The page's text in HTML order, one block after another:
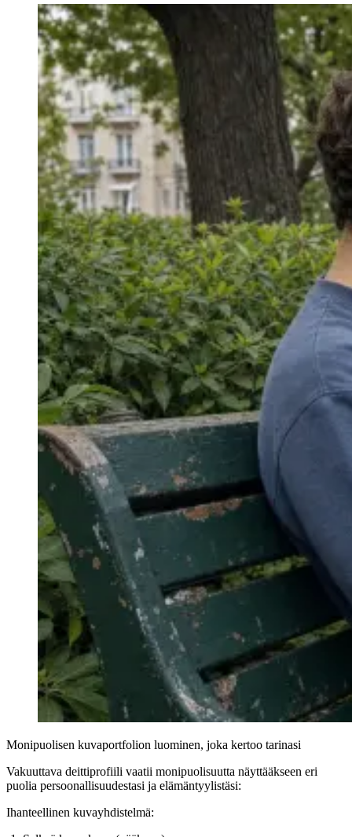
Monipuolisen kuvaportfolion luominen, joka kertoo tarinasi
Vakuuttava deittiprofiili vaatii monipuolisuutta näyttääkseen eri
puolia persoonallisuudestasi ja elämäntyylistäsi:
Ihanteellinen kuvayhdistelmä: